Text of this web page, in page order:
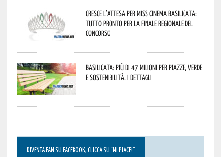
Cresce l’attesa per Miss Cinema Basilicata:
tutto pronto per la finale regionale del
concorso
Basilicata: più di 47 milioni per piazze, verde
e sostenibilità. I dettagli
DIVENTA FAN SU FACEBOOK, CLICCA SU “MI PIACE!”